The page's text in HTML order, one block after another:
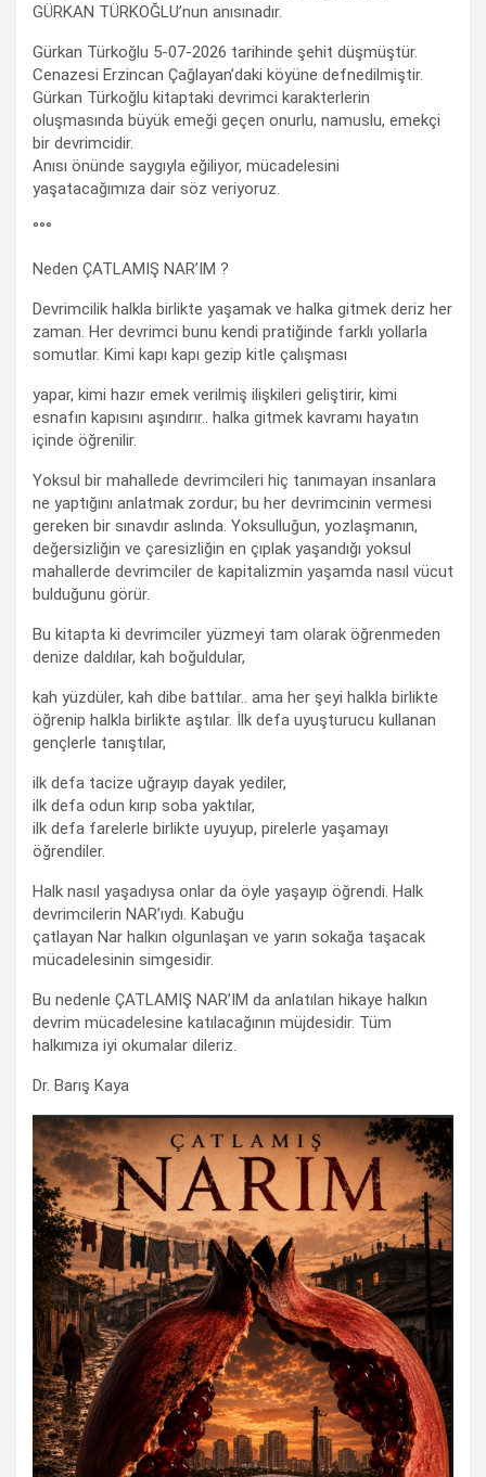
GÜRKAN TÜRKOĞLU’nun anısınadır.
Gürkan Türkoğlu 5-07-2026 tarihinde şehit düşmüştür.
Cenazesi Erzincan Çağlayan’daki köyüne defnedilmiştir.
Gürkan Türkoğlu kitaptaki devrimci karakterlerin
oluşmasında büyük emeği geçen onurlu, namuslu, emekçi
bir devrimcidir.
Anısı önünde saygıyla eğiliyor, mücadelesini
yaşatacağımıza dair söz veriyoruz.
°°°
Neden ÇATLAMIŞ NAR’IM ?
Devrimcilik halkla birlikte yaşamak ve halka gitmek deriz her
zaman. Her devrimci bunu kendi pratiğinde farklı yollarla
somutlar. Kimi kapı kapı gezip kitle çalışması
yapar, kimi hazır emek verilmiş ilişkileri geliştirir, kimi
esnafın kapısını aşındırır.. halka gitmek kavramı hayatın
içinde öğrenilir.
Yoksul bir mahallede devrimcileri hiç tanımayan insanlara
ne yaptığını anlatmak zordur; bu her devrimcinin vermesi
gereken bir sınavdır aslında. Yoksulluğun, yozlaşmanın,
değersizliğin ve çaresizliğin en çıplak yaşandığı yoksul
mahallerde devrimciler de kapitalizmin yaşamda nasıl vücut
bulduğunu görür.
Bu kitapta ki devrimciler yüzmeyi tam olarak öğrenmeden
denize daldılar, kah boğuldular,
kah yüzdüler, kah dibe battılar.. ama her şeyi halkla birlikte
öğrenip halkla birlikte aştılar. İlk defa uyuşturucu kullanan
gençlerle tanıştılar,
ilk defa tacize uğrayıp dayak yediler,
ilk defa odun kırıp soba yaktılar,
ilk defa farelerle birlikte uyuyup, pirelerle yaşamayı
öğrendiler.
Halk nasıl yaşadıysa onlar da öyle yaşayıp öğrendi. Halk
devrimcilerin NAR’ıydı. Kabuğu
çatlayan Nar halkın olgunlaşan ve yarın sokağa taşacak
mücadelesinin simgesidir.
Bu nedenle ÇATLAMIŞ NAR’IM da anlatılan hikaye halkın
devrim mücadelesine katılacağının müjdesidir. Tüm
halkımıza iyi okumalar dileriz.
Dr. Barış Kaya